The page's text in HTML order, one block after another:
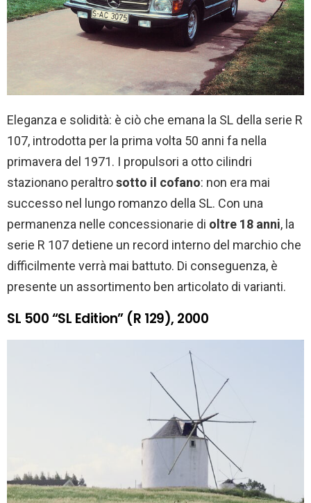
Eleganza e solidità: è ciò che emana la SL della serie R
107, introdotta per la prima volta 50 anni fa nella
primavera del 1971. I propulsori a otto cilindri
stazionano peraltrosotto il cofano: non era mai
successo nel lungo romanzo della SL. Con una
permanenza nelle concessionarie di oltre 18 anni, la
serie R 107 detiene un record interno del marchio che
difficilmente verrà mai battuto. Di conseguenza, è
presente un assortimento ben articolato di varianti.
SL 500 “SL Edition” (R 129), 2000